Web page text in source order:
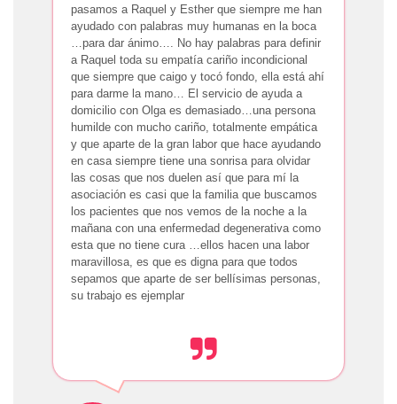
pasamos a Raquel y Esther que siempre me han
ayudado con palabras muy humanas en la boca
…para dar ánimo…. No hay palabras para definir
a Raquel toda su empatía cariño incondicional
que siempre que caigo y tocó fondo, ella está ahí
para darme la mano… El servicio de ayuda a
domicilio con Olga es demasiado…una persona
humilde con mucho cariño, totalmente empática
y que aparte de la gran labor que hace ayudando
en casa siempre tiene una sonrisa para olvidar
las cosas que nos duelen así que para mí la
asociación es casi que la familia que buscamos
los pacientes que nos vemos de la noche a la
mañana con una enfermedad degenerativa como
esta que no tiene cura …ellos hacen una labor
maravillosa, es que es digna para que todos
sepamos que aparte de ser bellísimas personas,
su trabajo es ejemplar